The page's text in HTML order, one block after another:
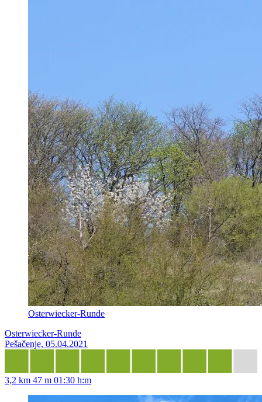
Osterwiecker-Runde
Osterwiecker-Runde
Pešačenje, 05.04.2021
3,2 km 47 m 01:30 h:m